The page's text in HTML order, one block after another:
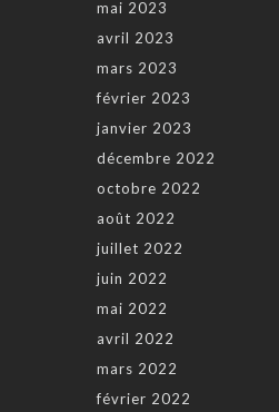
mai 2023
avril 2023
mars 2023
février 2023
janvier 2023
décembre 2022
octobre 2022
août 2022
juillet 2022
juin 2022
mai 2022
avril 2022
mars 2022
février 2022